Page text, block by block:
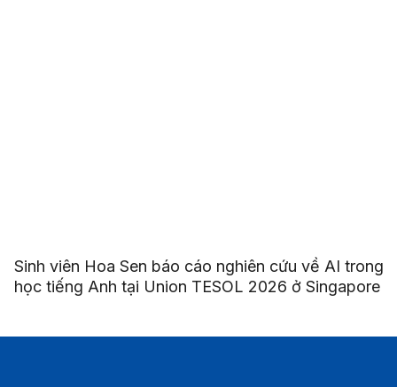
Sinh viên Hoa Sen báo cáo nghiên cứu về AI trong
học tiếng Anh tại Union TESOL 2026 ở Singapore